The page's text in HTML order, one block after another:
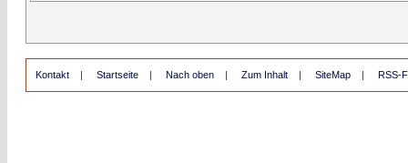
Kontakt | Startseite | Nach oben | Zum Inhalt | SiteMap | RSS-